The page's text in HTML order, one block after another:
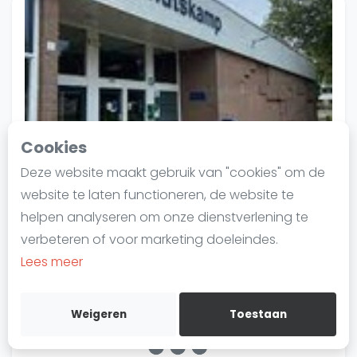
Cookies
Deze website maakt gebruik van "cookies" om de
website te laten functioneren, de website te
helpen analyseren om onze dienstverlening te
verbeteren of voor marketing doeleindes.
Lees meer
Weigeren Toestaan
Laatste
Alles
SBN Eredivisie
Agenda
Squash
Squash Den Haag
Sporthal De Schutskamp
3 Banen